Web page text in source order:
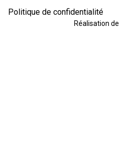
Politique de confidentialité
Réalisation de